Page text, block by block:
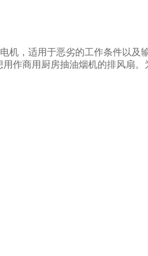
机，适用于恶劣的工作条件以及
用作商用厨房抽油烟机的排风扇。